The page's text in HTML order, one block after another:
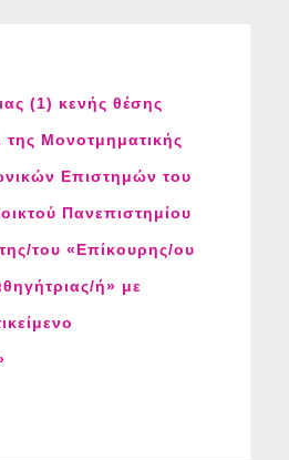
(1) κενής θέσης
Μονοτμηματικής
Επιστημών του
Πανεπιστημίου
του «Επίκουρης/ου
ή» με